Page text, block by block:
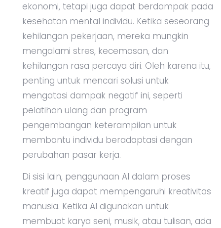
ekonomi, tetapi juga dapat berdampak pada
kesehatan mental individu. Ketika seseorang
kehilangan pekerjaan, mereka mungkin
mengalami stres, kecemasan, dan
kehilangan rasa percaya diri. Oleh karena itu,
penting untuk mencari solusi untuk
mengatasi dampak negatif ini, seperti
pelatihan ulang dan program
pengembangan keterampilan untuk
membantu individu beradaptasi dengan
perubahan pasar kerja.
Di sisi lain, penggunaan AI dalam proses
kreatif juga dapat mempengaruhi kreativitas
manusia. Ketika AI digunakan untuk
membuat karya seni, musik, atau tulisan, ada